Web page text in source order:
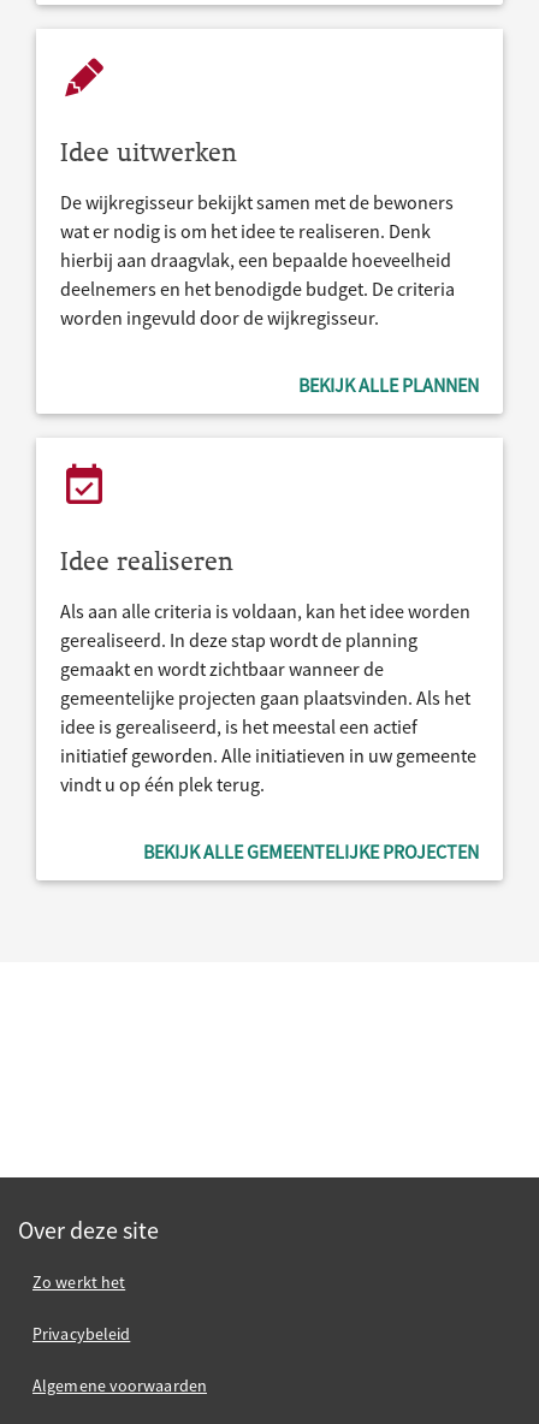
Idee uitwerken
De wijkregisseur bekijkt samen met de bewoners
wat er nodig is om het idee te realiseren. Denk
hierbij aan draagvlak, een bepaalde hoeveelheid
deelnemers en het benodigde budget. De criteria
worden ingevuld door de wijkregisseur.
BEKIJK ALLE PLANNEN
Idee realiseren
Als aan alle criteria is voldaan, kan het idee worden
gerealiseerd. In deze stap wordt de planning
gemaakt en wordt zichtbaar wanneer de
gemeentelijke projecten gaan plaatsvinden. Als het
idee is gerealiseerd, is het meestal een actief
initiatief geworden. Alle initiatieven in uw gemeente
vindt u op één plek terug.
BEKIJK ALLE GEMEENTELIJKE PROJECTEN
Over deze site
Zo werkt het
Privacybeleid
Algemene voorwaarden